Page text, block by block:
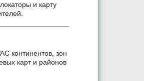
и карту
континентов, зон
карт и районов